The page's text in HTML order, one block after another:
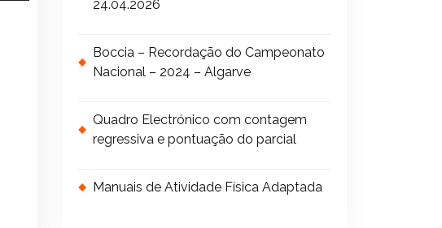
24.04.2026
Boccia – Recordação do Campeonato
Nacional – 2024 – Algarve
Quadro Electrónico com contagem
regressiva e pontuação do parcial
Manuais de Atividade Física Adaptada